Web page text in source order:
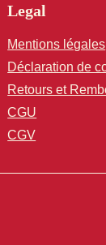
Legal
Mentions légales
Déclaration de
Retours et
CGU
CGV